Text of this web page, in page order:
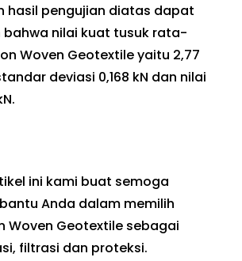
hasil pengujian diatas dapat
bahwa nilai kuat tusuk rata-
Woven Geotextile yaitu 2,77
deviasi 0,168 kN dan nilai
ini kami buat semoga
Anda dalam memilih
Woven Geotextile sebagai
filtrasi dan proteksi.